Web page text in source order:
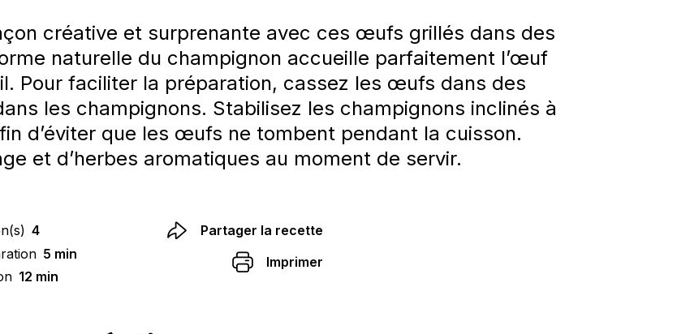
créative et surprenante avec ces œufs grillés dans des
naturelle du champignon accueille parfaitement l’œuf
Pour faciliter la préparation, cassez les œufs dans des
les champignons. Stabilisez les champignons inclinés à
d’éviter que les œufs ne tombent pendant la cuisson.
et d’herbes aromatiques au moment de servir.
4
5 min
12 min
Partager la recette
Imprimer